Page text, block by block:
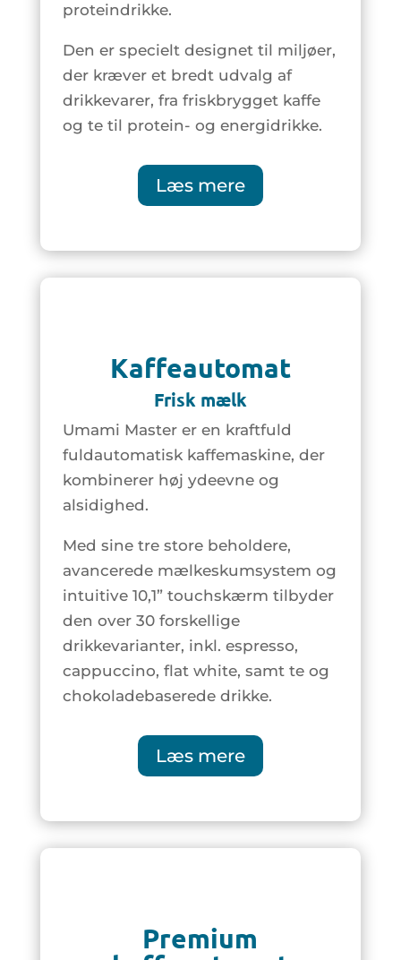
proteindrikke.
Den er specielt designet til miljøer,
der kræver et bredt udvalg af
drikkevarer, fra friskbrygget kaffe
og te til protein- og energidrikke.
Læs mere
Kaffeautomat
Frisk mælk
Umami Master er en kraftfuld
fuldautomatisk kaffemaskine, der
kombinerer høj ydeevne og
alsidighed.
Med sine tre store beholdere,
avancerede mælkeskumsystem og
intuitive 10,1” touchskærm tilbyder
den over 30 forskellige
drikkevarianter, inkl. espresso,
cappuccino, flat white, samt te og
chokoladebaserede drikke.
Læs mere
Premium